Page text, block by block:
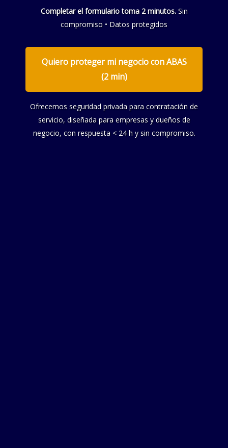
Completar el formulario toma 2 minutos.Sin
compromiso • Datos protegidos
Quiero proteger mi negocio con ABAS
(2 min)
Ofrecemos seguridad privada para contratación de
servicio, diseñada para empresas y dueños de
negocio, con respuesta < 24 h y sin compromiso.